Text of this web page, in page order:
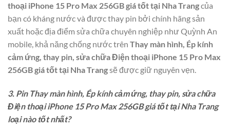
thoại iPhone 15 Pro Max 256GB giá tốt tại Nha Trangcủa
bạn có kháng nước và được thay pin bởi chính hãng sản
xuất hoặc địa điểm sửa chữa chuyên nghiệp như Quỳnh An
mobile, khả năng chống nước trên Thay màn hình, Ép kính
cảm ứng, thay pin, sửa chữa Điện thoại iPhone 15 Pro Max
256GB giá tốt tại Nha Trangsẽ được giữ nguyên vẹn.
3. Pin Thay màn hình, Ép kính cảm ứng, thay pin, sửa chữa
Điện thoại iPhone 15 Pro Max 256GB giá tốt tại Nha Trang
loại nào tốt nhất?